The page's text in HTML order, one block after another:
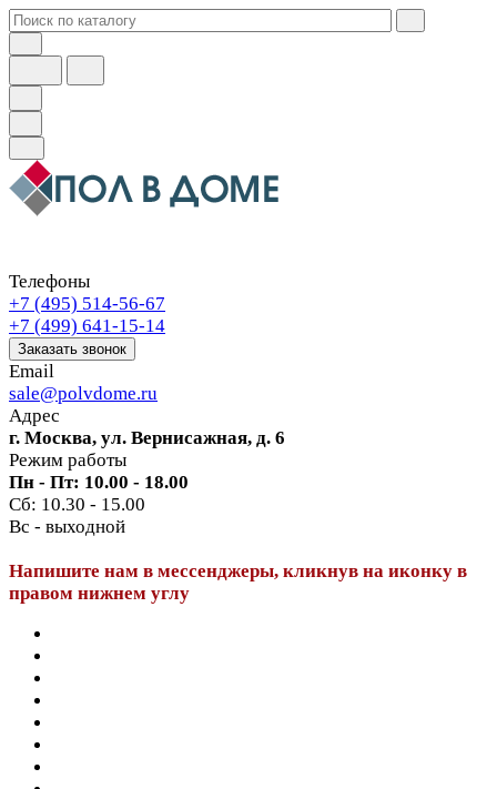
Телефоны
+7 (495) 514-56-67
+7 (499) 641-15-14
Заказать звонок
Email
sale@polvdome.ru
Адрес
г. Москва, ул. Вернисажная, д. 6
Режим работы
Пн - Пт: 10.00 - 18.00
Сб: 10.30 - 15.00
Вс - выходной
Напишите нам в мессенджеры, кликнув на иконку в
правом нижнем углу